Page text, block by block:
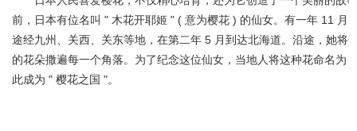
前，日本有位名叫 " 木花开耶姬 " ( 意为樱花 ) 的仙女。有一年 11 月
途经九州、关西、关东等地，在第二年 5 月到达北海道。沿途，她将
的花朵撒遍每一个角落。为了纪念这位仙女，当地人将这种花命名为
此成为 " 樱花之国 "。